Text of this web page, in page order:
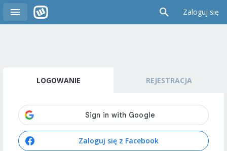
Zaloguj się
LOGOWANIE REJESTRACJA
Zaloguj się z Facebook